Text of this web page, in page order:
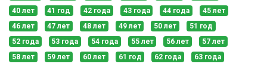
40 лет
41 год 42 года 43 года 44 года
45 лет
46 лет
47 лет 48 лет 49 лет 50 лет
51 год
52 года
53 года 54 года 55 лет 56 лет
57 лет
58 лет
59 лет 60 лет 61 год 62 года
63 года